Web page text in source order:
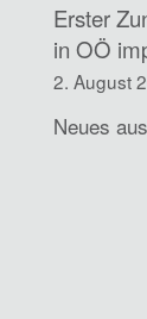
Erster
in OÖ
2. August
Neues